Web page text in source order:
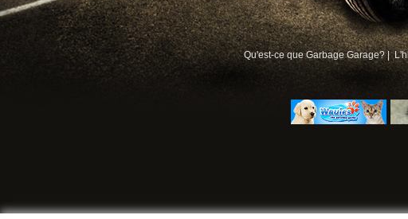
Qu'est-ce que Garbage Garage? |